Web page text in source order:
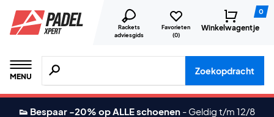
Rackets
adviesgids
Favorieten
(0)
0
Winkelwagentje
MENU
Zoeken naar producten, merken etc.
Zoekopdracht
👟 Bespaar -20% op ALLE schoenen - Geldig t/m 12/8